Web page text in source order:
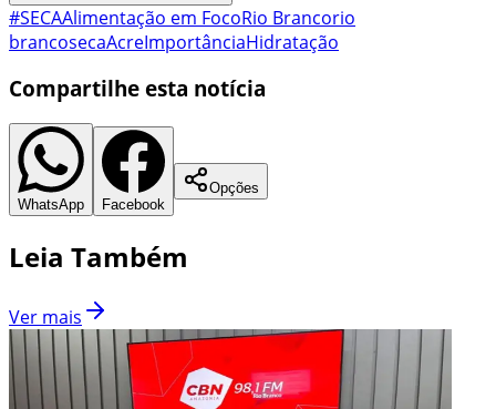
#SECAAlimentação em FocoRio Brancorio
brancosecaAcreImportânciaHidratação
Compartilhe esta notícia
WhatsApp Facebook
Opções
Leia Também
Ver mais